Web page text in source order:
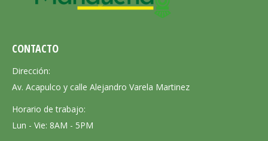
CONTACTO
Dirección:
Av. Acapulco y calle Alejandro Varela Martinez
Horario de trabajo:
Lun - Vie: 8AM - 5PM